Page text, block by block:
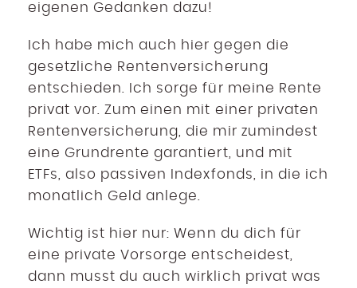
eigenen Gedanken dazu!
Ich habe mich auch hier gegen die
gesetzliche Rentenversicherung
entschieden. Ich sorge für meine Rente
privat vor. Zum einen mit einer privaten
Rentenversicherung, die mir zumindest
eine Grundrente garantiert, und mit
ETFs, also passiven Indexfonds, in die ich
monatlich Geld anlege.
Wichtig ist hier nur: Wenn du dich für
eine private Vorsorge entscheidest,
dann musst du auch wirklich privat was